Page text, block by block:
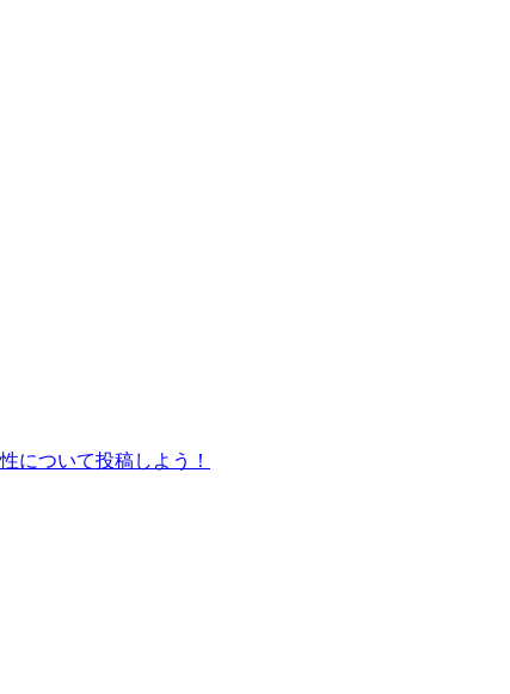
について投稿しよう！